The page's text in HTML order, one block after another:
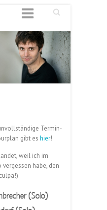
Suchen
Termin-
gibt es hier!
weil ich im
habe, den